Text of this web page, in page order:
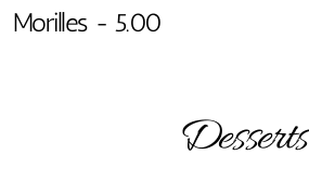
Morilles - 5.00
Desserts